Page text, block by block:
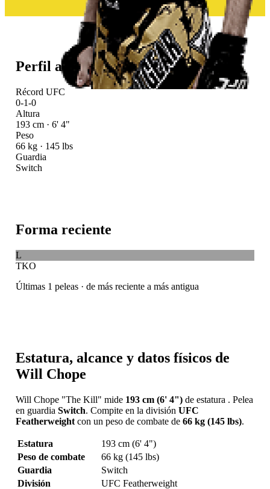
Perfil atlético
Récord UFC
0-1-0
Altura
193 cm · 6' 4"
Peso
66 kg · 145 lbs
Guardia
Switch
Forma reciente
L
TKO
Últimas 1 peleas · de más reciente a más antigua
Estatura, alcance y datos físicos de
Will Chope
Will Chope "The Kill" mide 193 cm (6' 4")de estatura . Pelea
en guardia Switch. Compite en la división UFC
Featherweightcon un peso de combate de 66 kg (145 lbs).
Estatura
193 cm (6' 4")
Peso de combate
66 kg (145 lbs)
Guardia
Switch
División
UFC Featherweight